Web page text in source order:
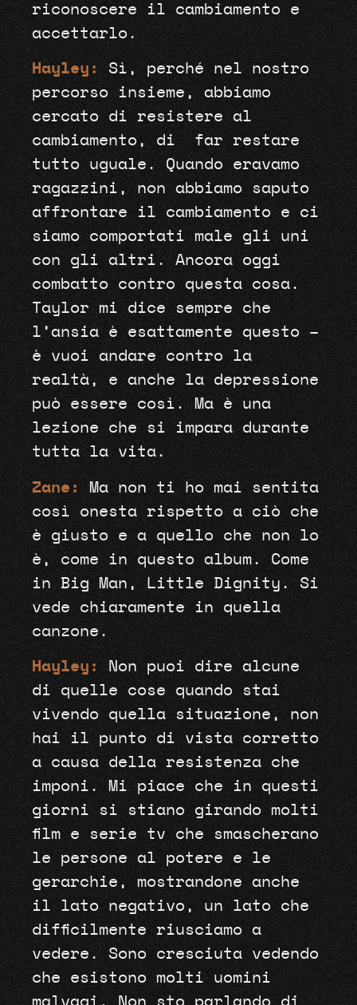
riconoscere il cambiamento e
accettarlo.
Hayley:
Sì, perché nel nostro
percorso insieme, abbiamo
cercato di resistere al
cambiamento, di
far restare
tutto uguale. Quando eravamo
ragazzini, non abbiamo saputo
affrontare il cambiamento e ci
siamo comportati male gli uni
con gli altri. Ancora oggi
combatto contro questa cosa.
Taylor mi dice sempre che
l’ansia è esattamente questo –
è vuoi andare contro la
realtà, e anche la depressione
può essere così. Ma è una
lezione che si impara durante
tutta la vita.
Zane:
Ma non ti ho mai sentita
così onesta rispetto a ciò che
è giusto e a quello che non lo
è, come in questo album. Come
in Big Man, Little Dignity. Si
vede chiaramente in quella
canzone.
Hayley:
Non puoi dire alcune
di quelle cose quando stai
vivendo quella situazione, non
hai il punto di vista corretto
a causa della resistenza che
imponi. Mi piace che in questi
giorni si stiano girando molti
film e serie tv che smascherano
le persone al potere e le
gerarchie, mostrandone anche
il lato negativo, un lato che
difficilmente riusciamo a
vedere. Sono cresciuta vedendo
che esistono molti uomini
malvagi. Non sto parlando di